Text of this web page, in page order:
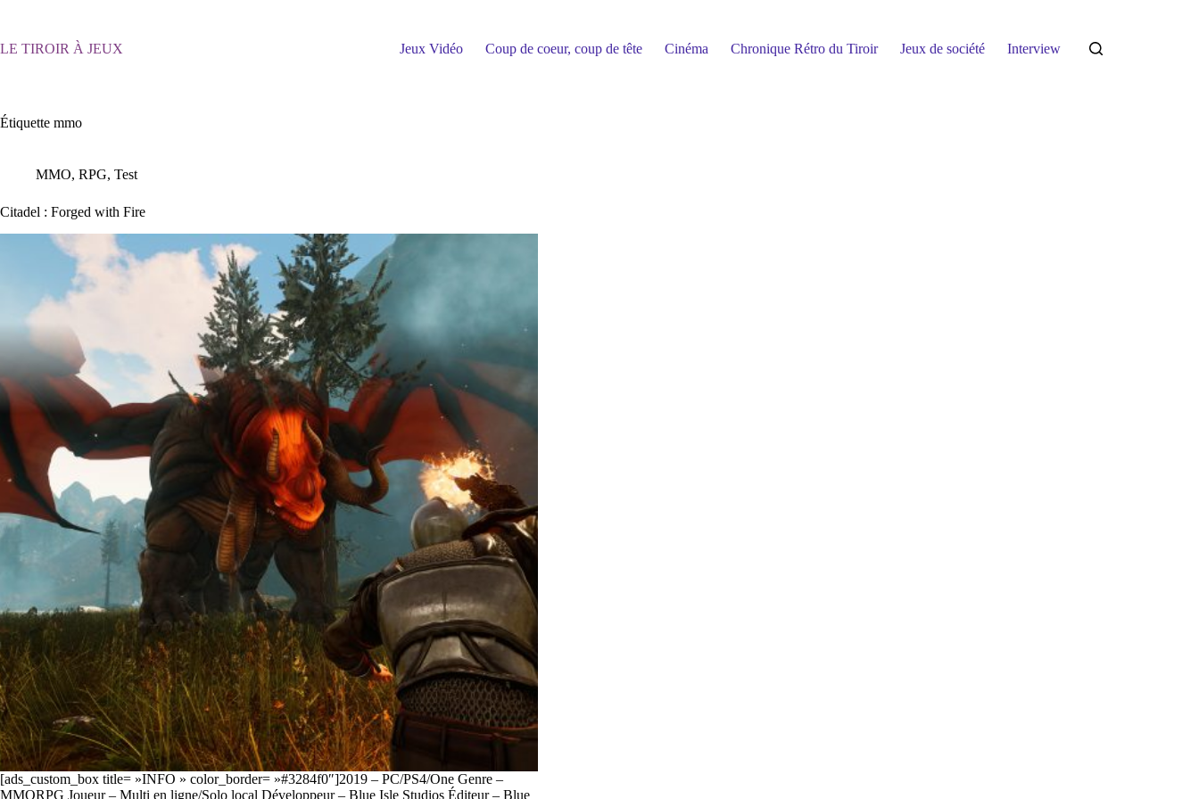
LE TIROIR À JEUX Jeux Vidéo Coup de coeur, coup de tête Cinéma Chronique Rétro du Tiroir Jeux de société Interview
Étiquette mmo
MMO, RPG, Test
Citadel : Forged with Fire
[ads_custom_box title= »INFO » color_border= »#3284f0″]2019 – PC/PS4/One Genre –
MMORPG Joueur – Multi en ligne/Solo local Développeur – Blue Isle Studios Éditeur – Blue